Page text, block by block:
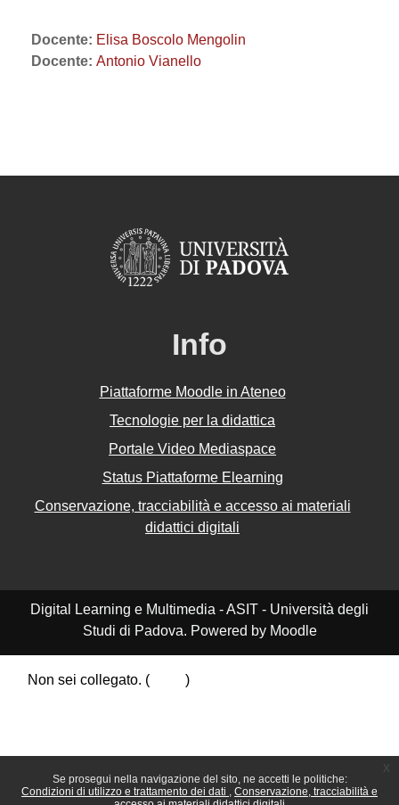
Se prosegui nella navigazione del sito, ne accetti le politiche:
Condizioni di utilizzo e trattamento dei dati
Conservazione, tracciabilità e
Docente: Elisa Boscolo Mengolin
Docente: Antonio Vianello
Info
Piattaforme Moodle in Ateneo
Tecnologie per la didattica
Portale Video Mediaspace
Status Piattaforme Elearning
Conservazione, tracciabilità e accesso ai materiali
didattici digitali
Digital Learning e Multimedia - ASIT - Università degli
Studi di Padova. Powered by Moodle
Non sei collegato. (
)